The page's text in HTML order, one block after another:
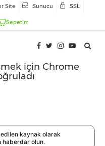
Site Sunucu SSL
Sepetim
için Chrome
kaynak olarak
haberdar olun.